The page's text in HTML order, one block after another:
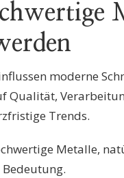
moderne
Qualität,
Trends.
Metalle,